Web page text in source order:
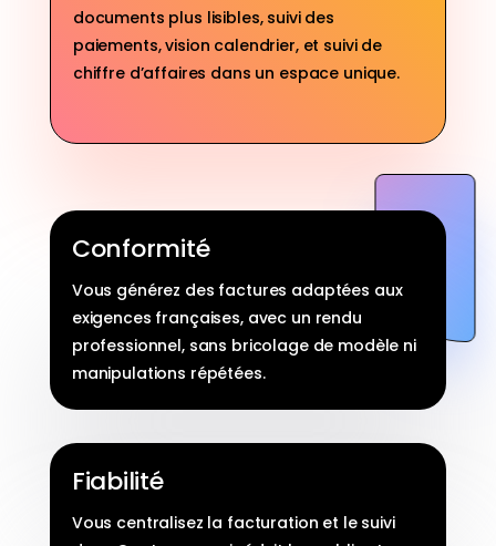
documents plus lisibles, suivi des
paiements, vision calendrier, et suivi de
chiffre d’affaires dans un espace unique.
Conformité
Vous générez des factures adaptées aux
exigences françaises, avec un rendu
professionnel, sans bricolage de modèle ni
manipulations répétées.
Fiabilité
Vous centralisez la facturation et le suivi